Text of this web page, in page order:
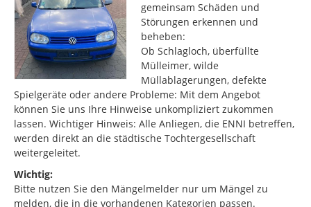
gemeinsam Schäden und
Störungen erkennen und
beheben:
Ob Schlagloch, überfüllte
Mülleimer, wilde
Müllablagerungen, defekte
Spielgeräte oder andere Probleme: Mit dem Angebot
können Sie uns Ihre Hinweise unkompliziert zukommen
lassen. Wichtiger Hinweis: Alle Anliegen, die ENNI betreffen,
werden direkt an die städtische Tochtergesellschaft
weitergeleitet.
Wichtig:
Bitte nutzen Sie den Mängelmelder nur um Mängel zu
melden, die in die vorhandenen Kategorien passen.